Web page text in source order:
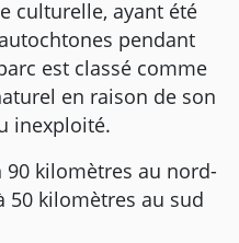
culturelle, ayant été
pendant
est classé comme
en raison de son
inexploité.
90 kilomètres au nord-
50 kilomètres au sud